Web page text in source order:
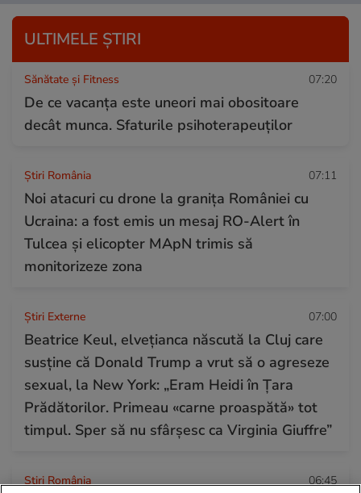
ULTIMELE ȘTIRI
Sănătate și Fitness 07:20
De ce vacanța este uneori mai obositoare
decât munca. Sfaturile psihoterapeuților
Știri România 07:11
Noi atacuri cu drone la granița României cu
Ucraina: a fost emis un mesaj RO-Alert în
Tulcea și elicopter MApN trimis să
monitorizeze zona
Știri Externe 07:00
Beatrice Keul, elvețianca născută la Cluj care
susține că Donald Trump a vrut să o agreseze
sexual, la New York: „Eram Heidi în Țara
Prădătorilor. Primeau «carne proaspătă» tot
timpul. Sper să nu sfârșesc ca Virginia Giuffre”
Știri România 06:45